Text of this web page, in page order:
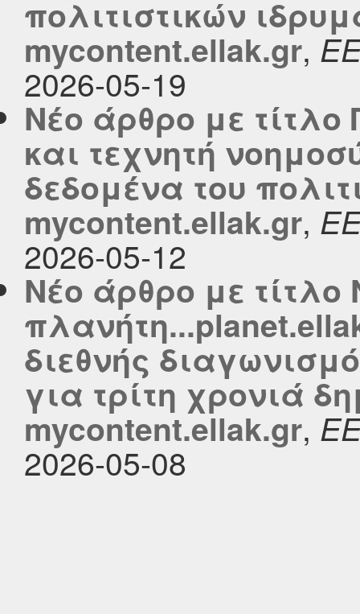
πολιτιστικών
mycontent.ellak.gr,
2026-05-19
Νέο άρθρο με τίτλο
και τεχνητή
δεδομένα του
mycontent.ellak.gr,
2026-05-12
Νέο άρθρο με
διεθνής
για τρίτη χρονιά
mycontent.ellak.gr,
2026-05-08